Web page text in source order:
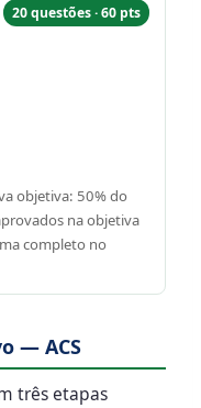
20 questões · 60 pts
objetiva: 50% do
na objetiva
completo no
— ACS
três etapas